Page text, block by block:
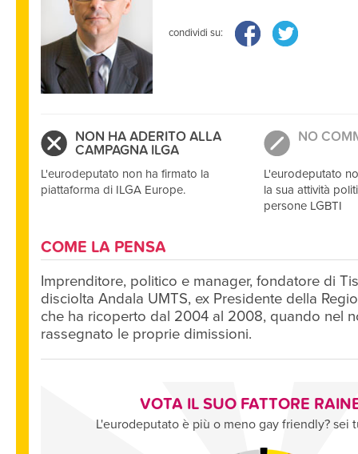
condividi su:
NON HA ADERITO ALLA
CAMPAGNA ILGA
L'eurodeputato non ha firmato la
piattaforma di ILGA Europe.
NO
L'eurodeputato
la sua attività
persone LGBTI
COME LA PENSA
Imprenditore, politico e manager, fondatore di
disciolta Andala UMTS, ex Presidente della
che ha ricoperto dal 2004 al 2008, quando nel
rassegnato le proprie dimissioni.
VOTA IL SUO FATTORE
L'eurodeputato è più o meno gay friendly? sei